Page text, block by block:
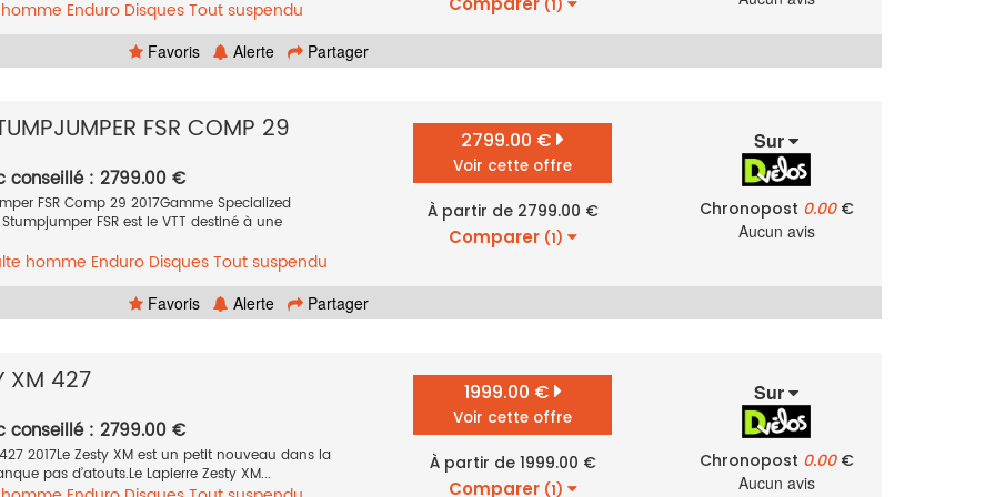
Enduro DisquesTout suspendu
2017
(1)
Favoris Alerte Partager
FSR COMP 29
conseillé : 2799.00 €
FSR Comp 29 2017Gamme Specialized
Stumpjumper FSR est le VTT destiné à une
homme Enduro DisquesTout suspendu
2799.00 €
Voir cette offre
À partir de 2799.00 €
Comparer (1)
Sur
Chronopost 0.00€
Aucun avis
Favoris Alerte Partager
XM 427
conseillé : 2799.00 €
427 2017Le Zesty XM est un petit nouveau dans la
pas d’atouts.Le Lapierre Zesty XM...
1999.00 €
Voir cette offre
À partir de 1999.00 €
Comparer (1)
Sur
Chronopost 0.00€
Aucun avis